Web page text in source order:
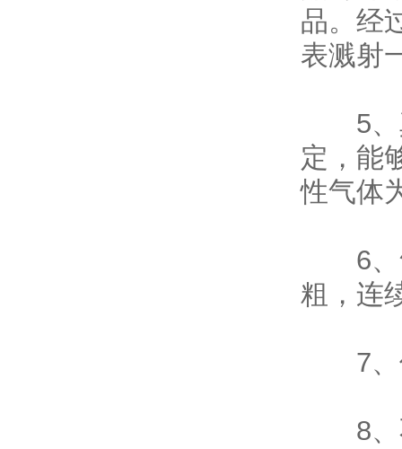
品。经
表溅射
5、真
定，能
性气体
6、气
粗，连
7、保
8、不